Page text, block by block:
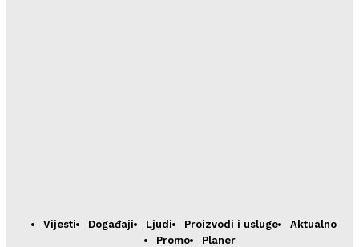
Vijesti Događaji Ljudi Proizvodi i usluge
Aktualno
Promo
Planer